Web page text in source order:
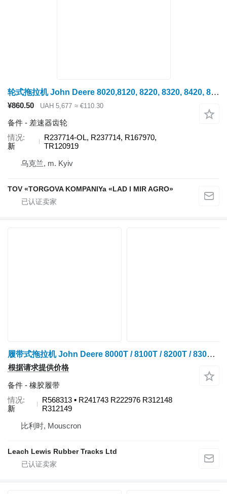
轮式拖拉机 John Deere 8020,8120, 8220, 8320, 8420, 8520 的 差速器齿轮 R237714-OL
¥860.50 UAH 5,677 ≈ €110.30
备件 - 差速器齿轮
情况
新
R237714-OL, R237714, R167970,
TR120919
乌克兰, m. Kyiv
TOV «TORGOVA KOMPANIYa «LAD I MIR AGRO»
履带式拖拉机 John Deere 8000T / 8100T / 8200T / 8300T / 8400T / 8110T / 8210T / 8310T / 8410T / 8120T / 8220T / 8320T / 8420T / 8520T / 8130T / 8230T / 8330T / 8430T / 8530T 的 橡胶履带 - 18"x6.75"x48 R568313
根据请求提供价格
备件 - 橡胶履带
情况
新
R568313 ▪ R241743 R222976 R312148
R312149
比利时, Mouscron
Leach Lewis Rubber Tracks Ltd